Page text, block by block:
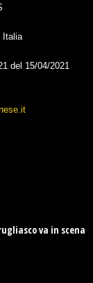
Italia
del 15/04/2021
va in scena